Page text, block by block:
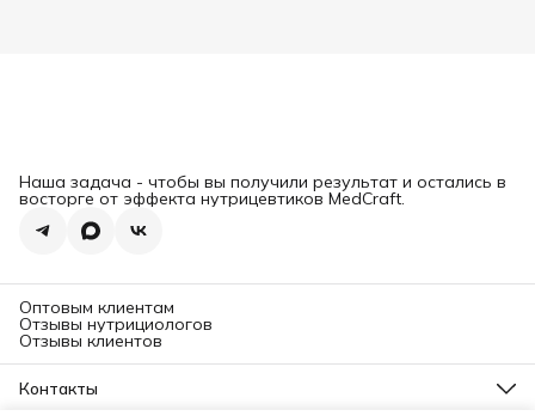
Наша задача - чтобы вы получили результат и остались в
восторге от эффекта нутрицевтиков MedCraft.
Оптовым клиентам
Отзывы нутрициологов
Отзывы клиентов
Контакты